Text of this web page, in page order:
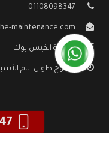
01108098347
maintenance.com
صفحة الفيس بوك
مفتوح طوال ايام